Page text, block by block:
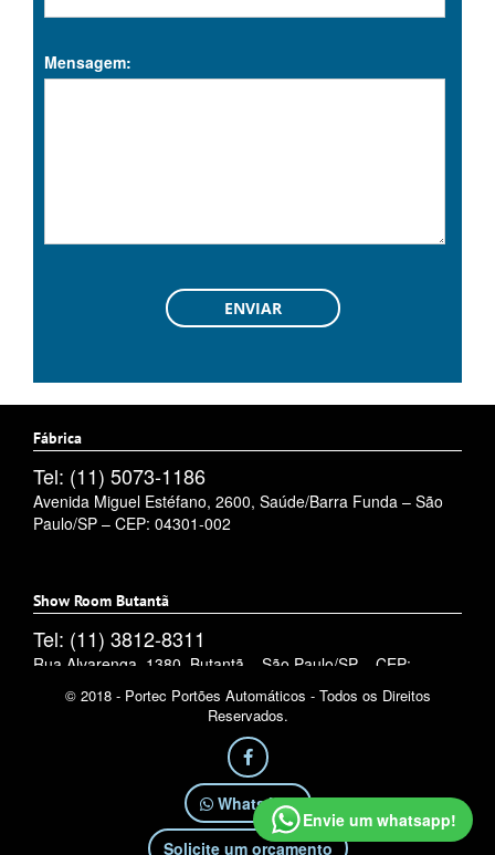
Mensagem:
Fábrica
Tel: (11) 5073-1186
Avenida Miguel Estéfano, 2600, Saúde/Barra Funda – São
Paulo/SP – CEP: 04301-002
Show Room Butantã
Tel: (11) 3812-8311
Rua Alvarenga, 1380, Butantã – São Paulo/SP – CEP:
05509-002
© 2018 - Portec Portões Automáticos - Todos os Direitos
Reservados.
WhatsApp
Solicite um orçamento
Envie um whatsapp!